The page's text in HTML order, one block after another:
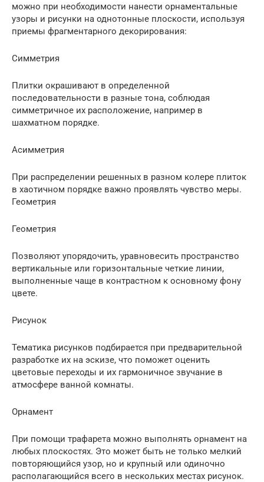
можно при необходимости нанести орнаментальные
узоры и рисунки на однотонные плоскости, используя
приемы фрагментарного декорирования:
Симметрия
Плитки окрашивают в определенной
последовательности в разные тона, соблюдая
симметричное их расположение, например в
шахматном порядке.
Асимметрия
При распределении решенных в разном колере плиток
в хаотичном порядке важно проявлять чувство меры.
Геометрия
Геометрия
Позволяют упорядочить, уравновесить пространство
вертикальные или горизонтальные четкие линии,
выполненные чаще в контрастном к основному фону
цвете.
Рисунок
Тематика рисунков подбирается при предварительной
разработке их на эскизе, что поможет оценить
цветовые переходы и их гармоничное звучание в
атмосфере ванной комнаты.
Орнамент
При помощи трафарета можно выполнять орнамент на
любых плоскостях. Это может быть не только мелкий
повторяющийся узор, но и крупный или одиночно
располагающийся всего в нескольких местах рисунок.